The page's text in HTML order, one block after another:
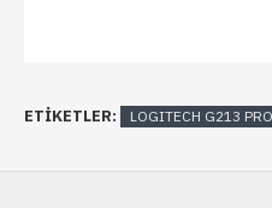
ETIKETLER: LOGITECH G213